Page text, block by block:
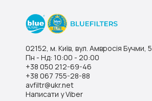
02152, м. Київ, вул. Амвросія Бучми, 5
Пн - Нд: 10:00 - 20:00
+38 050 212-69-46
+38 067 755-28-88
avfiltr@ukr.net
Написати у Viber